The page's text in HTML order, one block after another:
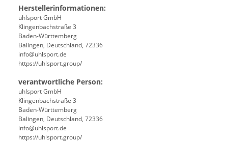
Herstellerinformationen:
uhlsport GmbH
Klingenbachstraße 3
Baden-Württemberg
Balingen, Deutschland, 72336
info@uhlsport.de
https://uhlsport.group/
verantwortliche Person:
uhlsport GmbH
Klingenbachstraße 3
Baden-Württemberg
Balingen, Deutschland, 72336
info@uhlsport.de
https://uhlsport.group/